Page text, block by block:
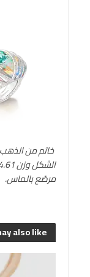
خاتم من
مرصّع بالماس.
also like